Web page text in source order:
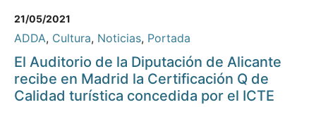
21/05/2021
ADDA, Cultura, Noticias, Portada
El Auditorio de la Diputación de Alicante
recibe en Madrid la Certificación Q de
Calidad turística concedida por el ICTE